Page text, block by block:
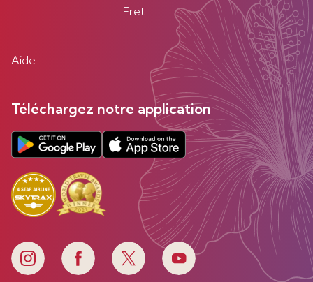
Fret
Aide
Téléchargez notre application